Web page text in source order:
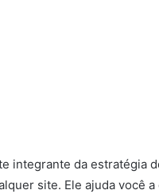
integrante da estratégia
site. Ele ajuda você